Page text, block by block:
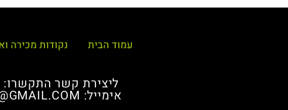
עמוד הבית נקודות מכירה
ליצירת קשר התקשרו: 050-6330038 // 02-3783838 (לא בשבת)
אימייל: CARBAGG@GMAIL.COM